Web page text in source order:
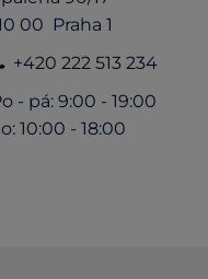
00 Praha 1
+420 222 513 234
- pá: 9:00 - 19:00
10:00 - 18:00